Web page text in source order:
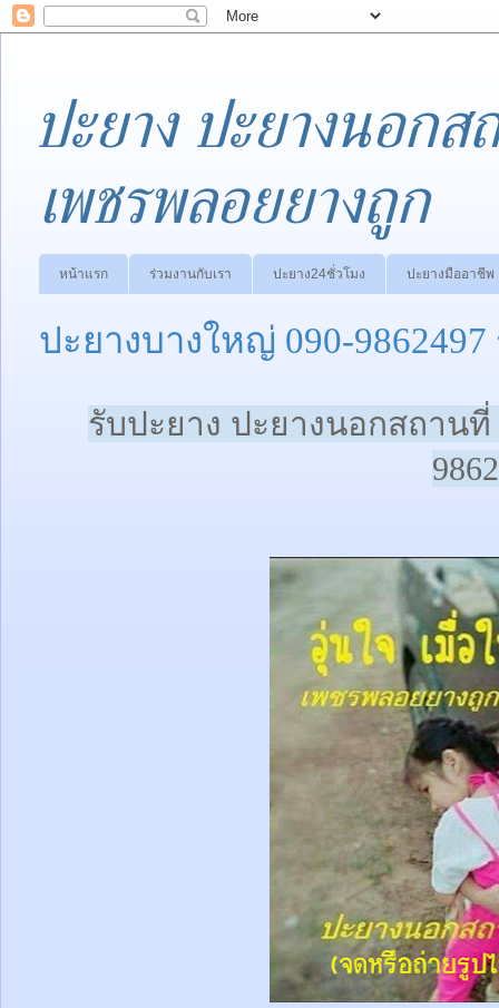
ปะยาง ปะยางนอก
เพชรพลอยยางถูก
หน้าแรก ร่วมงานกับเรา ปะยาง24ชั่วโมง ปะยางมืออาชีพ
ปะยางบางใหญ่ 090-
รับปะยาง ปะยางนอกสถานที่